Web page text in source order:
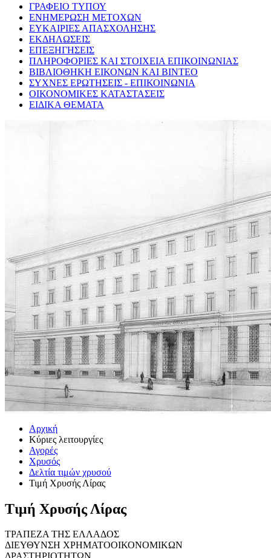
ΓΡΑΦΕΙΟ ΤΥΠΟΥ
ΕΝΗΜΕΡΩΣΗ ΜΕΤΟΧΩΝ
ΕΥΚΑΙΡΙΕΣ ΑΠΑΣΧΟΛΗΣΗΣ
ΕΚΔΗΛΩΣΕΙΣ
ΕΠΕΞΗΓΗΣΕΙΣ
ΠΛΗΡΟΦΟΡΙΕΣ ΚΑΙ ΣΤΟΙΧΕΙΑ ΕΠΙΚΟΙΝΩΝΙΑΣ
ΒΙΒΛΙΟΘΗΚΗ ΕΙΚΟΝΩΝ ΚΑΙ ΒΙΝΤΕΟ
ΣΥΧΝΕΣ ΕΡΩΤΗΣΕΙΣ - ΕΠΙΚΟΙΝΩΝΙΑ
ΟΙΚΟΝΟΜΙΚΕΣ ΚΑΤΑΣΤΑΣΕΙΣ
ΕΙΔΙΚΑ ΘΕΜΑΤΑ
Αρχική
Κύριες λειτουργίες
Αγορές
Χρυσός
Δελτία τιμών χρυσού
Τιμή Χρυσής Λίρας
Τιμή Χρυσής Λίρας
ΤΡΑΠΕΖΑ ΤΗΣ ΕΛΛΑΔΟΣ
ΔΙΕΥΘΥΝΣΗ ΧΡΗΜΑΤΟΟΙΚΟΝΟΜΙΚΩΝ